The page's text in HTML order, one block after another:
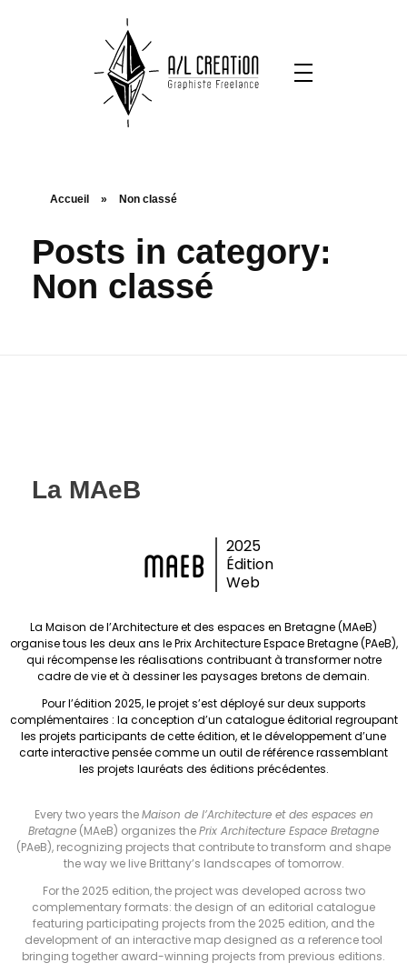
Accueil » Non classé
Posts in category:
Non classé
La MAeB
MAeB
2025
Édition
Web
La Maison de l’Architecture et des espaces en Bretagne (MAeB)
organise tous les deux ans le Prix Architecture Espace Bretagne (PAeB),
qui récompense les réalisations contribuant à transformer notre
cadre de vie et à dessiner les paysages bretons de demain.
Pour l’édition 2025, le projet s’est déployé sur deux supports
complémentaires : la conception d’un catalogue éditorial regroupant
les projets participants de cette édition, et le développement d’une
carte interactive pensée comme un outil de référence rassemblant
les projets lauréats des éditions précédentes.
Every two years theMaison de l’Architecture et des espaces en
Bretagne (MAeB) organizes thePrix Architecture Espace Bretagne
(PAeB), recognizing projects that contribute to transform and shape
the way we live Brittany’s landscapes of tomorrow.
For the 2025 edition, the project was developed across two
complementary formats: the design of an editorial catalogue
featuring participating projects from the 2025 edition, and the
development of an interactive map designed as a reference tool
bringing together award-winning projects from previous editions.